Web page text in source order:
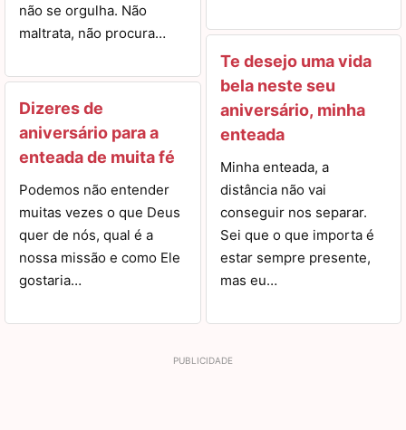
não se orgulha. Não
maltrata, não procura…
Dizeres de
aniversário para a
enteada de muita fé
Podemos não entender
muitas vezes o que Deus
quer de nós, qual é a
nossa missão e como Ele
gostaria…
Te desejo uma vida
bela neste seu
aniversário, minha
enteada
Minha enteada, a
distância não vai
conseguir nos separar.
Sei que o que importa é
estar sempre presente,
mas eu…